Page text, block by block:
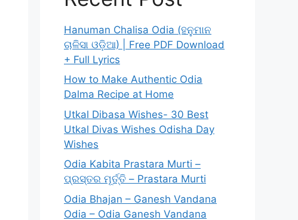
Hanuman Chalisa Odia (ହନୁମାନ
ଚାଳିସା ଓଡ଼ିଆ) | Free PDF Download
+ Full Lyrics
How to Make Authentic Odia
Dalma Recipe at Home
Utkal Dibasa Wishes- 30 Best
Utkal Divas Wishes Odisha Day
Wishes
Odia Kabita Prastara Murti –
ପ୍ରସ୍ତର ମୂର୍ତ୍ତି – Prastara Murti
Odia Bhajan – Ganesh Vandana
Odia – Odia Ganesh Vandana